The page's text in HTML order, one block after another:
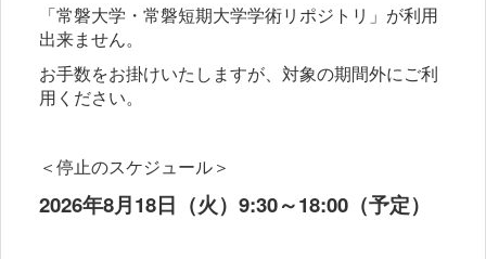
「常磐大学・常磐短期大学学術リポジトリ」が利用
出来ません。
お手数をお掛けいたしますが、対象の期間外にご利
用ください。
＜停止のスケジュール＞
2026年8月18日（火）9:30～18:00（予定）